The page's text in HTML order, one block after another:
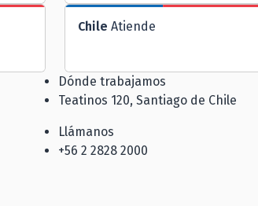
Chile Atiende
Dónde trabajamos
Teatinos 120, Santiago de Chile
Llámanos
+56 2 2828 2000